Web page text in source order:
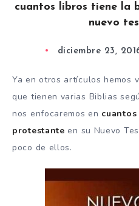
cuantos libros tiene la
nuevo
diciembre 23,
Ya en otros artículos hemos
que tienen varias Biblias
nos enfocaremos en
protestante en su Nuevo
poco de ellos.